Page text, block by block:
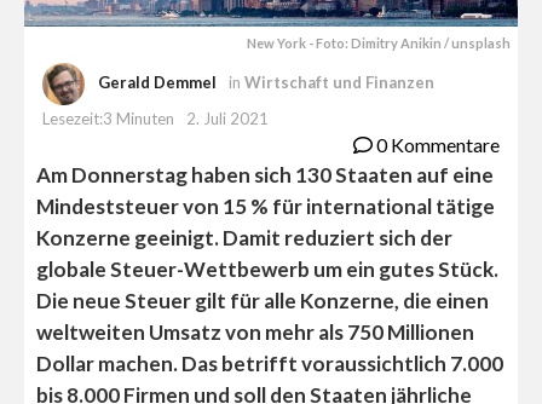
New York - Foto: Dimitry Anikin / unsplash
Gerald Demmel in Wirtschaft und Finanzen
Lesezeit:3 Minuten
2. Juli 2021
0 Kommentare
Am Donnerstag haben sich 130 Staaten auf eine
Mindeststeuer von 15 % für international tätige
Konzerne geeinigt. Damit reduziert sich der
globale Steuer-Wettbewerb um ein gutes Stück.
Die neue Steuer gilt für alle Konzerne, die einen
weltweiten Umsatz von mehr als 750 Millionen
Dollar machen. Das betrifft voraussichtlich 7.000
bis 8.000 Firmen und soll den Staaten jährliche